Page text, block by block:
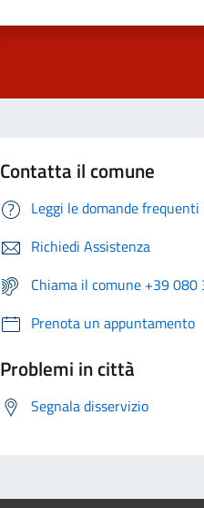
Contatta il comune
Leggi le domande frequenti
Richiedi Assistenza
Chiama il comune +39 080
Prenota un appuntamento
Problemi in città
Segnala disservizio